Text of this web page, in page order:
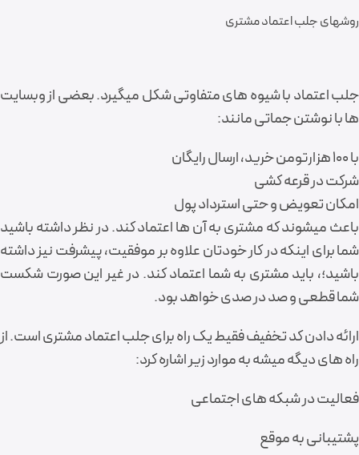
روشهای جلب اعتماد مشتری
جلب اعتماد با شیوه های متفاوتی شکل میگیرد. بعضی از وبسایت
ها با نوشتن جماتی مانند:
با 100 هزارتومن خرید، ارسال رایگان
شرکت در قرعه کشی
امکان تعویض و حتی استرداد پول
باعث میشوند که مشتری به آن ها اعتماد کند. در نظر داشته باشید
شما برای اینکه در کار خودتان علاوه بر موفقیت، پیشرفت نیز داشته
باشید؛، باید مشتری به شما اعتماد کند. در غیر این صورت شکست
شما قطعی و صد در صدی خواهد بود.
ارائه دادن کد تخفیف فقیط یک راه برای جلب اعتماد مشتری است. از
راه های دیگه میشه به موارد زیر اشاره کرد:
فعالیت در شبکه های اجتماعی
پشتیبانی به موقع